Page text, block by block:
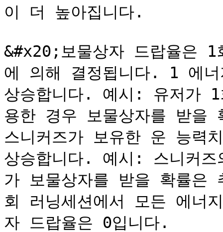
이 더 높아집니다.
&#x20;보물상자 드랍율은
에 의해 결정됩니다. 1 에너
상승합니다. 예시: 유저가
용한 경우 보물상자를 받을
스니커즈가 보유한 운 능력
상승합니다. 예시: 스니커
가 보물상자를 받을 확률은
회 러닝세션에서 모든 에너
자 드랍율은 0입니다.